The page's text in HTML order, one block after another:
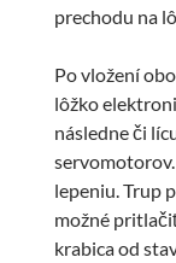
prechodu na
Po vložení
lôžko
následne či
lepeniu. Trup
možné
krabica od